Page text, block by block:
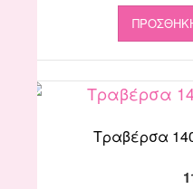
Τραβέρσα